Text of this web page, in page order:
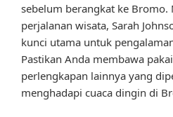
sebelum berangkat ke Bromo.
perjalanan wisata, Sarah
kunci utama untuk
Pastikan Anda membawa
perlengkapan lainnya yang
menghadapi cuaca dingin di